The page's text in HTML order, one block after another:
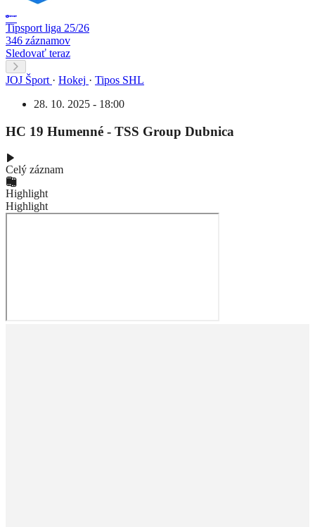
Tipsport liga 25/26
346 záznamov
Sledovať teraz
JOJ Šport · Hokej · Tipos SHL
28. 10. 2025 - 18:00
HC 19 Humenné - TSS Group Dubnica
Celý záznam
Highlight
Highlight